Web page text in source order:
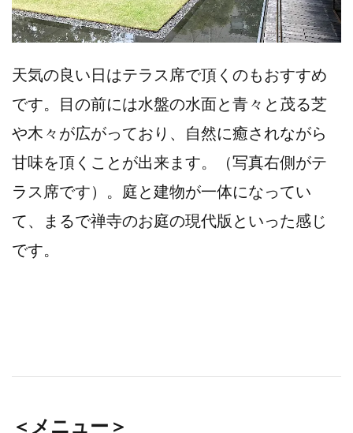
天気の良い日はテラス席で頂くのもおすすめ
です。目の前には水盤の水面と青々と茂る芝
や木々が広がっており、自然に癒されながら
甘味を頂くことが出来ます。（写真右側がテ
ラス席です）。庭と建物が一体になってい
て、まるで禅寺のお庭の現代版といった感じ
です。
＜メニュー＞